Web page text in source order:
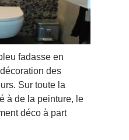
fadasse en
des
Sur toute la
à de la peinture, le
déco à part